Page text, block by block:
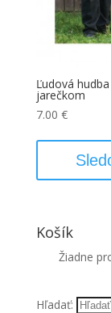
Ľudová
jarečkom
7.00 €
Košík
Žiadne
Hľadať: